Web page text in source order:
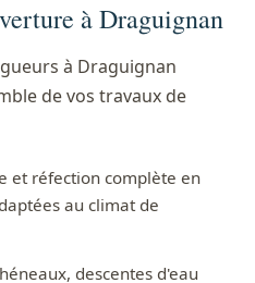
à Draguignan
à Draguignan
de vos travaux de
et réfection complète en
au climat de
descentes d'eau